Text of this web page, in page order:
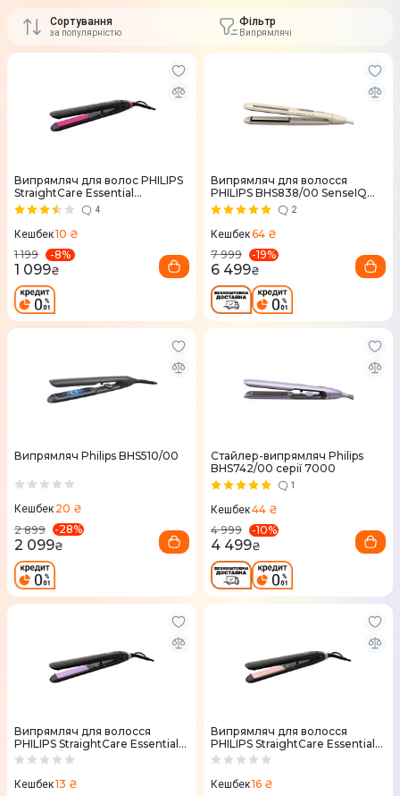
Сортування
за популярністю
Фільтр
Випрямлячі
Випрямляч для волос PHILIPS
StraightCare Essential
BHS375/00
4
Кешбек10 ₴
1 199
-8%
1 099₴
Випрямляч для волосся
PHILIPS BHS838/00 SenseIQ
серії 8000
2
Кешбек64 ₴
7 999
-19%
6 499₴
Випрямляч Philips BHS510/00
Кешбек 20 ₴
2 899
-28%
2 099₴
Стайлер-випрямляч Philips
BHS742/00 серії 7000
1
Кешбек44 ₴
4 999
-10%
4 499₴
Випрямляч для волосся
PHILIPS StraightCare Essential
BHS377/00
Кешбек13 ₴
Випрямляч для волосся
PHILIPS StraightCare Essential
BHS378/00
Кешбек16 ₴